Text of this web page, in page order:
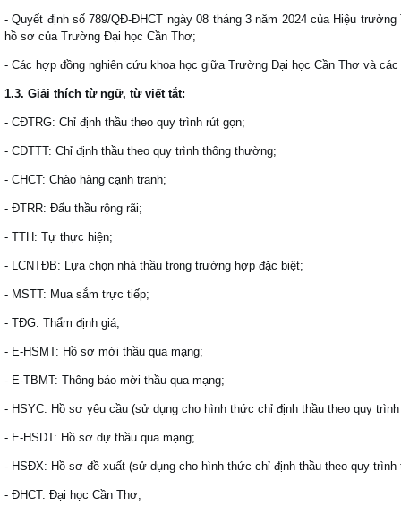
- Quyết định số 789/QĐ-ĐHCT ngày 08 tháng 3 năm 2024 của Hiệu
hồ sơ của Trường Đại học Cần Thơ;
- Các hợp đồng nghiên cứu khoa học giữa Trường Đại học Cần Thơ và
1.3. Giải thích từ ngữ, từ viết tắt:
- CĐTRG: Chỉ định thầu theo quy trình rút gọn;
- CĐTTT: Chỉ định thầu theo quy trình thông thường;
- CHCT: Chào hàng cạnh tranh;
- ĐTRR: Đấu thầu rộng rãi;
- TTH: Tự thực hiện;
- LCNTĐB: Lựa chọn nhà thầu trong trường hợp đặc biệt;
- MSTT: Mua sắm trực tiếp;
- TĐG: Thẩm định giá;
- E-HSMT: Hồ sơ mời thầu qua mạng;
- E-TBMT: Thông báo mời thầu qua mạng;
- HSYC: Hồ sơ yêu cầu (sử dụng cho hình thức chỉ định thầu theo quy
- E-HSDT: Hồ sơ dự thầu qua mạng;
- HSĐX: Hồ sơ đề xuất (sử dụng cho hình thức chỉ định thầu theo quy
- ĐHCT: Đại học Cần Thơ;